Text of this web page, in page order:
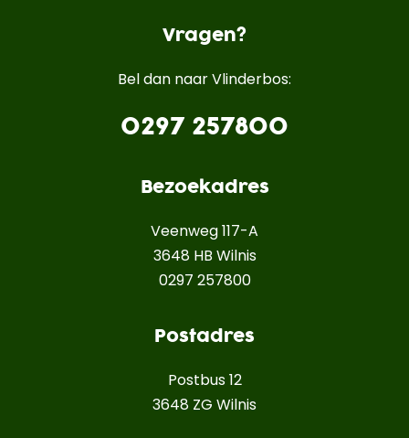
Vragen?
Bel dan naar Vlinderbos:
0297 257800
Bezoekadres
Veenweg 117-A
3648 HB Wilnis
0297 257800
Postadres
Postbus 12
3648 ZG Wilnis